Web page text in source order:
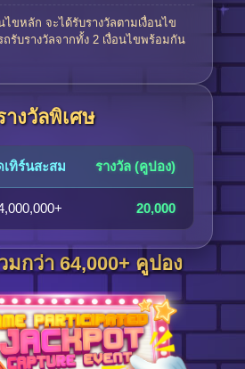
ไขหลัก จะได้รับรางวัลตามเงื่อนไข
รับรางวัลจากทั้ง 2 เงื่อนไขพร้อมกัน
างวัลพิเศษ
เทิร์นสะสม รางวัล (คูปอง)
20,000
มกว่า 64,000+ คูปอง